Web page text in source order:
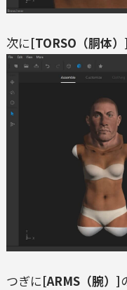
次に[TORSO（胴体）]
つぎに[ARMS（腕）]